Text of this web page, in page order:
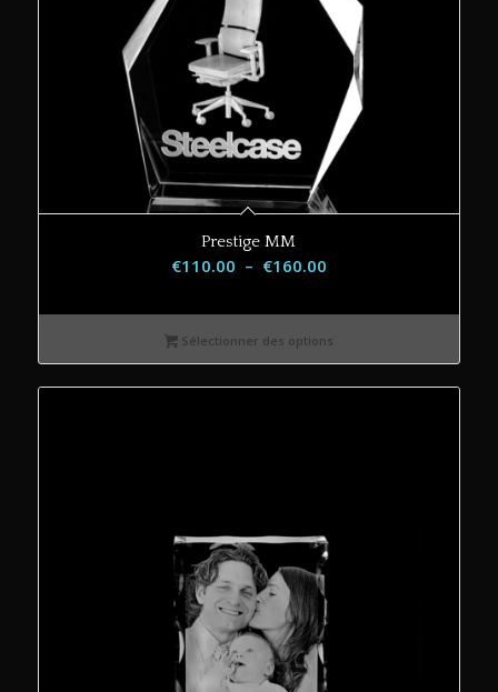
Prestige MM
€110.00 – €160.00Plage
prix :
€110.00
à
Sélectionner des options